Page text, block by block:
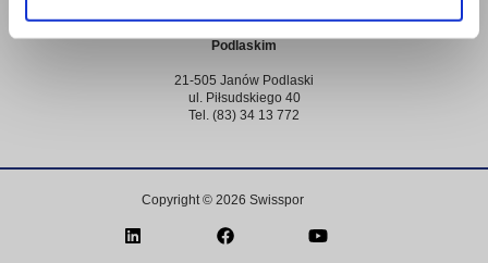
Podlaskim
21-505 Janów Podlaski
ul. Piłsudskiego 40
Tel. (83) 34 13 772
Copyright © 2026 Swisspor